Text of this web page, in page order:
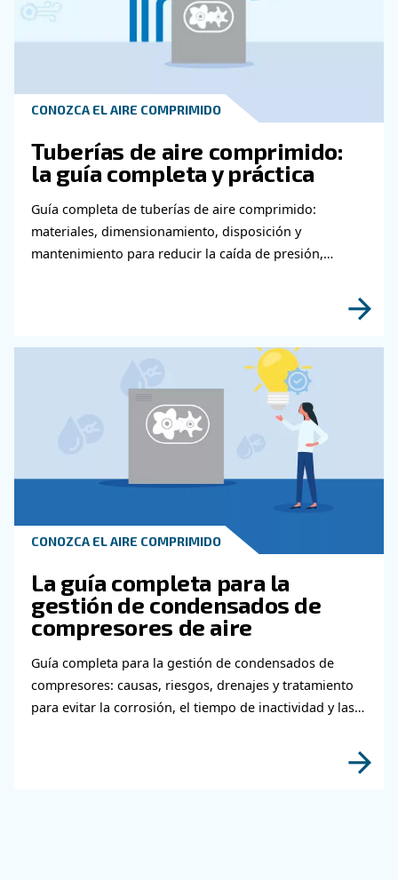
Póngase en contacto con
expertos
¿Necesita más información sobre nuestros
Rellene este formulario con la mayor cantidad
detalles posible y nuestros expertos podrán
en contacto con usted lo antes posible.
Obtenga más información
temas relacionados con la
metalurgia